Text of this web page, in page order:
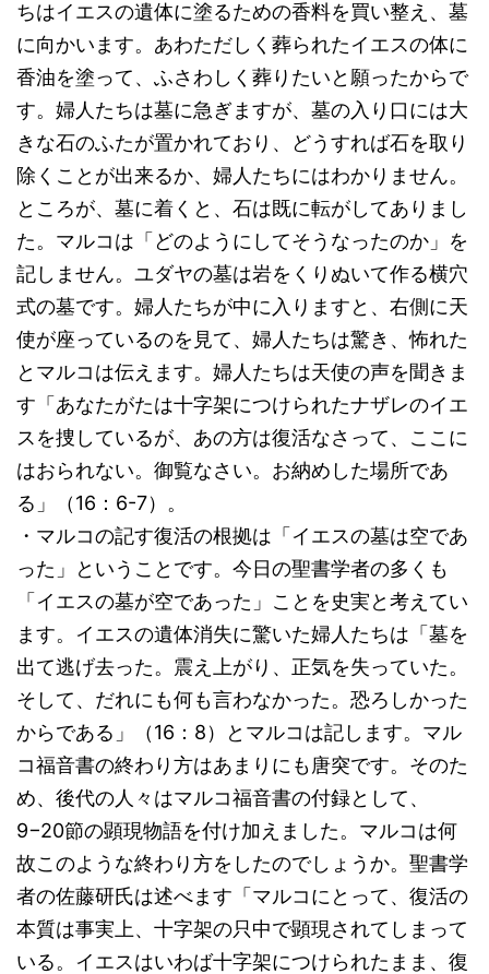
ちはイエスの遺体に塗るための香料を買い整え、墓
に向かいます。あわただしく葬られたイエスの体に
香油を塗って、ふさわしく葬りたいと願ったからで
す。婦人たちは墓に急ぎますが、墓の入り口には大
きな石のふたが置かれており、どうすれば石を取り
除くことが出来るか、婦人たちにはわかりません。
ところが、墓に着くと、石は既に転がしてありまし
た。マルコは「どのようにしてそうなったのか」を
記しません。ユダヤの墓は岩をくりぬいて作る横穴
式の墓です。婦人たちが中に入りますと、右側に天
使が座っているのを見て、婦人たちは驚き、怖れた
とマルコは伝えます。婦人たちは天使の声を聞きま
す「あなたがたは十字架につけられたナザレのイエ
スを捜しているが、あの方は復活なさって、ここに
はおられない。御覧なさい。お納めした場所であ
る」（16：6-7）。
・マルコの記す復活の根拠は「イエスの墓は空であ
った」ということです。今日の聖書学者の多くも
「イエスの墓が空であった」ことを史実と考えてい
ます。イエスの遺体消失に驚いた婦人たちは「墓を
出て逃げ去った。震え上がり、正気を失っていた。
そして、だれにも何も言わなかった。恐ろしかった
からである」（16：8）とマルコは記します。マル
コ福音書の終わり方はあまりにも唐突です。そのた
め、後代の人々はマルコ福音書の付録として、
9−20節の顕現物語を付け加えました。マルコは何
故このような終わり方をしたのでしょうか。聖書学
者の佐藤研氏は述べます「マルコにとって、復活の
本質は事実上、十字架の只中で顕現されてしまって
いる。イエスはいわば十字架につけられたまま、復